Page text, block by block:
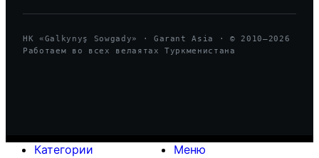
HK «Galkynyş Sowgady» · Garant Asia · © 2010—2026
Работаем во всех велаятах Туркменистана
Меню
Категории